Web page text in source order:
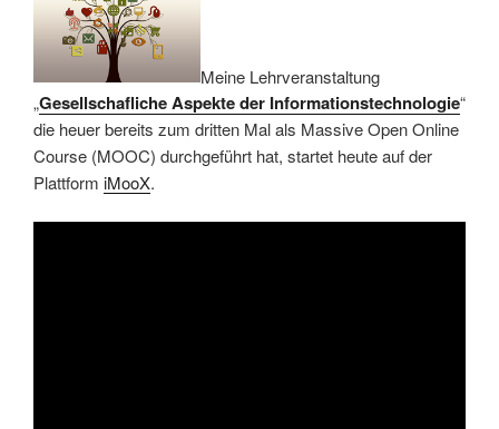
Meine Lehrveranstaltung
„Gesellschafliche Aspekte der Informationstechnologie“
die heuer bereits zum dritten Mal als Massive Open Online
Course (MOOC) durchgeführt hat, startet heute auf der
Plattform iMooX.